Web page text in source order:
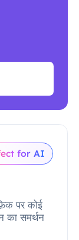
for AI
पर कोई
का समर्थन